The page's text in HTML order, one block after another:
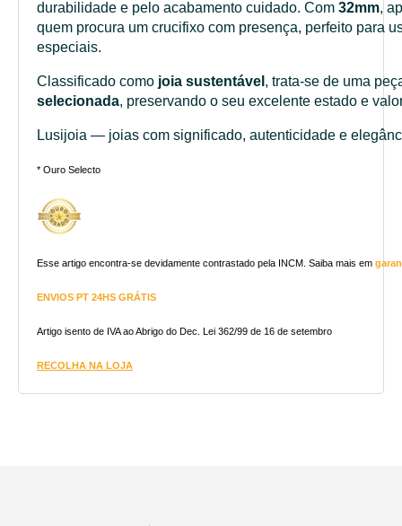
durabilidade e pelo acabamento cuidado. Com 32mm,
quem procura um crucifixo com presença, perfeito para
especiais.
Classificado como joia sustentável , trata-se de uma
selecionada, preservando o seu excelente estado e
Lusijoia — joias com significado, autenticidade e
* Ouro Selecto
Esse artigo encontra-se devidamente contrastado pela INCM. Saiba mais em
ENVIOS PT 24HS GRÁTIS
Artigo isento de IVA ao Abrigo do Dec. Lei 362/99 de 16 de setembro
RECOLHA NA LOJA